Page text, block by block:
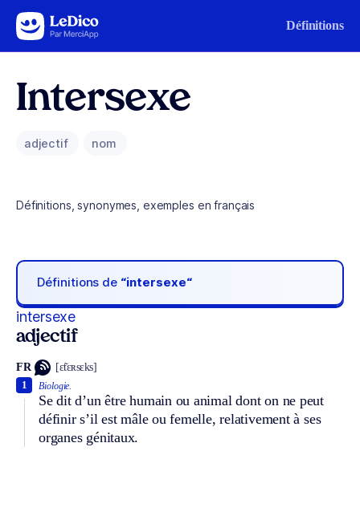
Aller au contenu Définitions
Intersexe
adjectif nom
Définitions, synonymes, exemples en français
Définitions de “intersexe“
intersexe
adjectif
FR [ɛ̃tɛʀsɛks]
Biologie.
Se dit d’un être humain ou animal dont on ne peut
définir s’il est mâle ou femelle, relativement à ses
organes génitaux.
1